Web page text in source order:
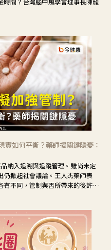
如何平衡？藥師揭關鍵隱憂：
納入追溯與追蹤管理。雖尚未定
仍掀起社會議論。王人杰藥師表
不同，管制與否所帶來的後許影